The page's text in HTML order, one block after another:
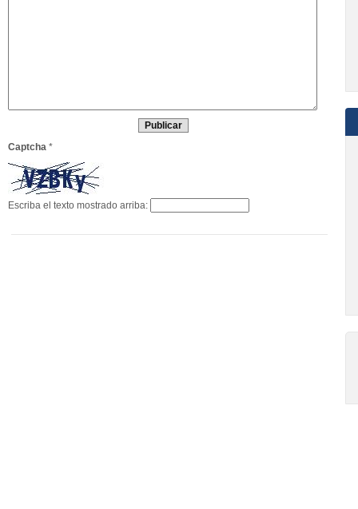
Captcha *
Escriba el texto mostrado arriba: